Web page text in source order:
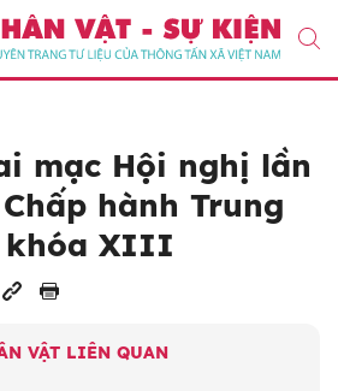
mạc Hội nghị lần
hành Trung
khóa XIII
VẬT LIÊN QUAN